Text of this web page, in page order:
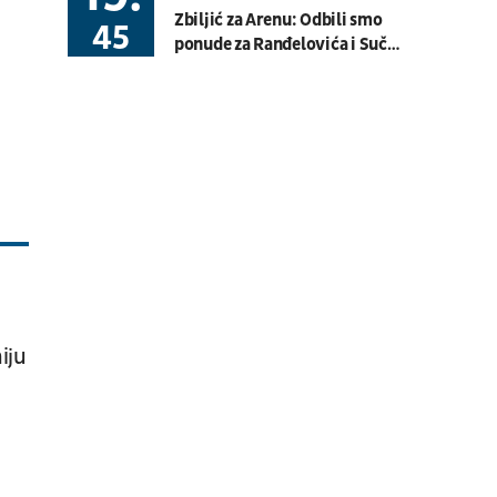
BG U23 League
45
Zbiljić za Arenu: Odbili smo
ponude za Ranđelovića i Suča,